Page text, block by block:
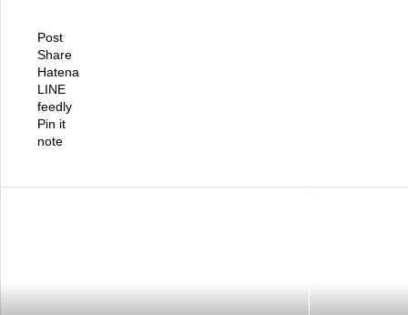
Post
Share
Hatena
LINE
feedly
Pin it
note